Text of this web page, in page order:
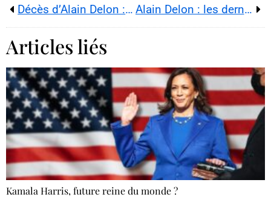
Décès d’Alain Delon : Hiromi Rollin exclue Alain Delon : les derniers secrets d’une star
Articles liés
Kamala Harris, future reine du monde ?